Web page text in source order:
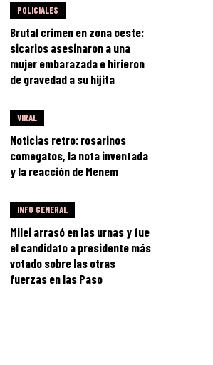
POLICIALES
Brutal crimen en zona oeste:
sicarios asesinaron a una
mujer embarazada e hirieron
de gravedad a su hijita
VIRAL
Noticias retro: rosarinos
comegatos, la nota inventada
y la reacción de Menem
INFO GENERAL
Milei arrasó en las urnas y fue
el candidato a presidente más
votado sobre las otras
fuerzas en las Paso